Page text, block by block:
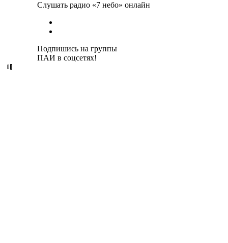
Слушать радио «7 небо» онлайн
Подпишись на группы
ПАИ в соцсетях!